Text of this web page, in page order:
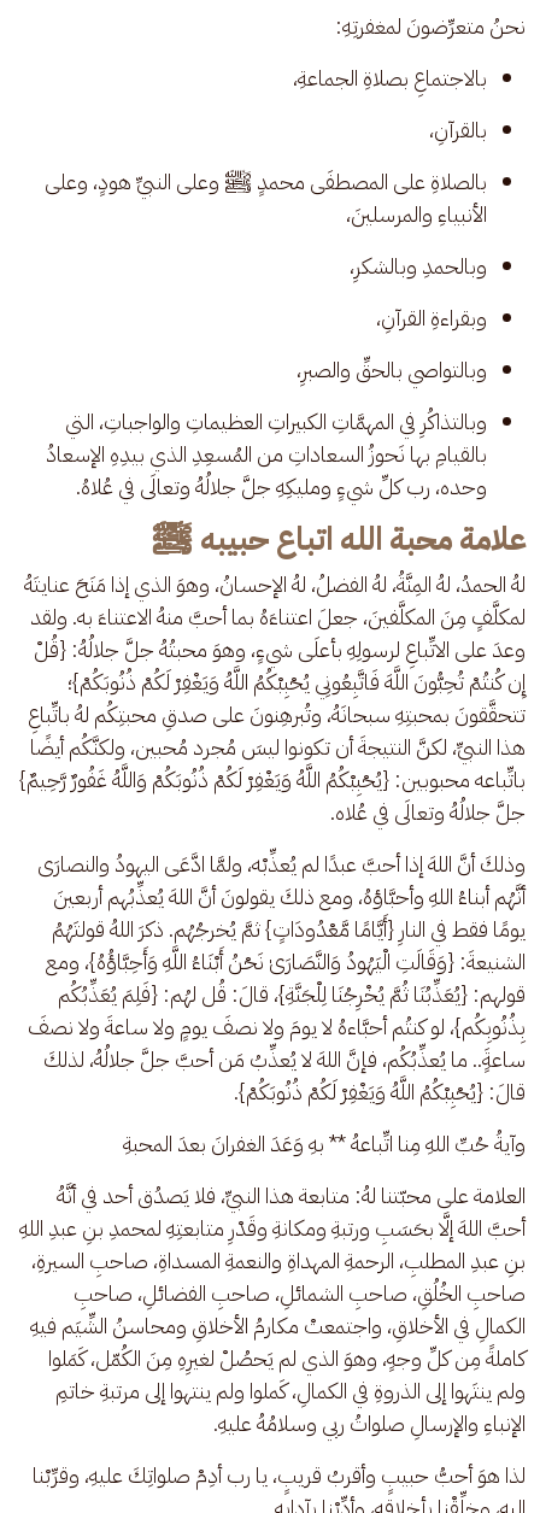
نحنُ متعرِّضونَ لمغفرتِهِ:
بالاجتماعِ بصلاةِ الجماعةِ،
بالقرآنِ،
بالصلاةِ على المصطفَى محمدٍ ﷺ وعلى النبيِّ هودٍ، وعلى
الأنبياءِ والمرسلينَ،
وبالحمدِ وبالشكرِ،
وبقراءةِ القرآنِ،
وبالتواصي بالحقِّ والصبرِ،
وبالتذاكُرِ في المهمَّاتِ الكبيراتِ العظيماتِ والواجباتِ، التي
بالقيامِ بها نَحوزُ السعاداتِ من المُسعِدِ الذي بيدِهِ الإسعادُ
وحده، رب كلِّ شيءٍ ومليكِهِ جلَّ جلالُهُ وتعالَى في عُلاهُ.
علامة محبة الله اتباع حبيبه ﷺ
لهُ الحمدُ، لهُ المِنَّةُ، لهُ الفضلُ، لهُ الإحسانُ، وهوَ الذي إذا مَنَحَ عنايتَهُ
لمكلَّفٍ مِنَ المكلَّفينَ، جعلَ اعتناءَهُ بما أحبَّ منهُ الاعتناءَ به. ولقد
وعدَ على الاتِّباعِ لرسولِهِ بأعلَى شيءٍ، وهوَ محبتُهُ جلَّ جلالُهُ: {قُلْ
إِن كُنتُمْ تُحِبُّونَ اللَّهَ فَاتَّبِعُونِي يُحْبِبْكُمُ اللَّهُ وَيَغْفِرْ لَكُمْ ذُنُوبَكُمْ}؛
تتحقَّقونَ بمحبتِهِ سبحانَهُ، وتُبرهِنونَ على صدقِ محبتِكُم لهُ باتِّباعِ
هذا النبيِّ، لكنَّ النتيجةَ أن تكونوا ليسَ مُجرد مُحبين، ولكنَّكُم أيضًا
باتِّباعه محبوبين: {يُحْبِبْكُمُ اللَّهُ وَيَغْفِرْ لَكُمْ ذُنُوبَكُمْ وَاللَّهُ غَفُورٌ رَّحِيمٌ}
جلَّ جلالُهُ وتعالَى في عُلاه.
وذلكَ أنَّ اللهَ إذا أحبَّ عبدًا لم يُعذِّبْه، ولمَّا ادَّعَى اليهودُ والنصارَى
أنَّهُم أبناءُ اللهِ وأحبَّاؤهُ، ومع ذلكَ يقولونَ أنَّ اللهَ يُعذِّبُهم أربعينَ
يومًا فقط في النارِ {أَيَّامًا مَّعْدُودَاتٍ} ثمَّ يُخرجُهُم. ذكرَ اللهُ قولتَهُمُ
الشنيعةَ: {وَقَالَتِ الْيَهُودُ وَالنَّصَارَىٰ نَحْنُ أَبْنَاءُ اللَّهِ وَأَحِبَّاؤُهُ}، ومع
قولهم: {يُعَذِّبُنَا ثُمَّ يُخْرِجُنَا لِلْجَنَّةِ}، قالَ: قُل لهُم: {فَلِمَ يُعَذِّبُكُم
بِذُنُوبِكُم}، لو كنتُم أحبَّاءهُ لا يومَ ولا نصفَ يومٍ ولا ساعةَ ولا نصفَ
ساعةٍَ.. ما يُعذِّبُكُم، فإنَّ اللهَ لا يُعذِّبُ مَن أحبَّ جلَّ جلالُهُ، لذلكَ
قالَ: {يُحْبِبْكُمُ اللَّهُ وَيَغْفِرْ لَكُمْ ذُنُوبَكُمْ}.
وآيةُ حُبِّ اللهِ مِنا اتِّباعهُ ** بهِ وَعَدَ الغفرانَ بعدَ المحبةِ
العلامة على محبّتنا لهُ: متابعة هذا النبيِّ، فلا يَصدُق أحد في أنَّهُ
أحبَّ اللهَ إلَّا بحَسَبِ ورتبةِ ومكانةِ وقَدْرِ متابعتِهِ لمحمدِ بنِ عبدِ اللهِ
بنِ عبدِ المطلبِ، الرحمةِ المهداةِ والنعمةِ المسداةِ، صاحبِ السيرةِ،
صاحبِ الخُلُقِ، صاحبِ الشمائلِ، صاحبِ الفضائلِ، صاحبِ
الكمالِ في الأخلاقِ، واجتمعتْ مكارمُ الأخلاقِ ومحاسنُ الشِّيَم فيهِ
كاملةً مِن كلِّ وجهٍ، وهوَ الذي لم يَحصُلْ لغيرِهِ مِنَ الكُمّل، كَمَلوا
ولم ينتَهوا إلى الذروةِ في الكمالِ، كَملوا ولم ينتهوا إلى مرتبةِ خاتمِ
الإنباءِ والإرسالِ صلواتُ ربي وسلامُهُ عليهِ.
لذا هوَ أحبُّ حبيبٍ وأقربُ قريبٍ، يا رب أدِمْ صلواتِكَ عليهِ، وقرِّبْنا